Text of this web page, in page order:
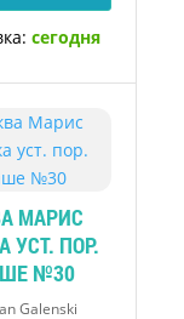
сегодня
МАРИС
УСТ. ПОР.
№30
Galenski